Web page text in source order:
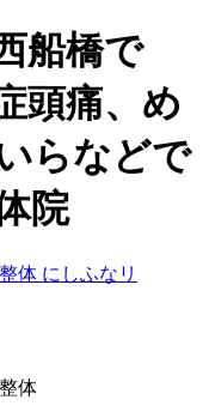
船橋で
頭痛、め
らなどで
院